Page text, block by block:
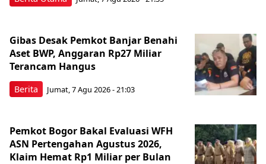
Berita
Gibas Desak Pemkot Banjar Benahi
Aset BWP, Anggaran Rp27 Miliar
Terancam Hangus
Jumat, 7 Agu 2026 - 21:03
Pemkot Bogor Bakal Evaluasi WFH
ASN Pertengahan Agustus 2026,
Klaim Hemat Rp1 Miliar per Bulan